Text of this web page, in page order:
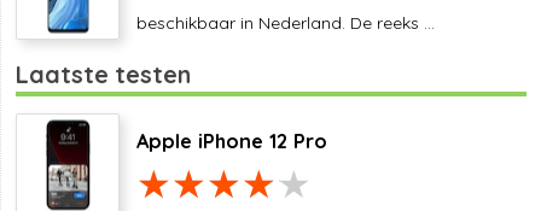
beschikbaar in Nederland. De reeks ...
Laatste testen
Apple iPhone 12 Pro